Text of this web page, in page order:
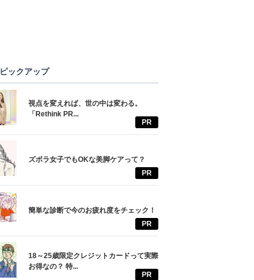
ピックアップ
視点を変えれば、世の中は変わる。
「Rethink PR...
PR
ズボラ女子でもOKな美脚ケアって？
PR
簡単な診断で今のお疲れ度をチェック！
PR
18～25歳限定クレジットカードって実際
お得なの？ 特...
PR